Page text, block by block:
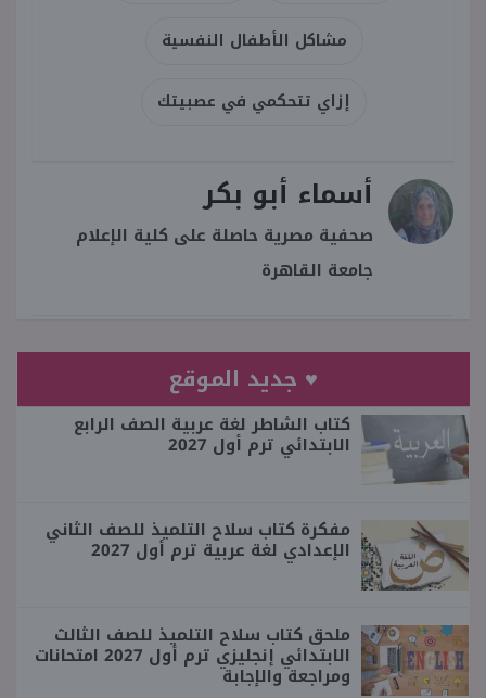
مشاكل الأطفال النفسية
إزاي تتحكمي في عصبيتك
أسماء أبو بكر
صحفية مصرية حاصلة على كلية الإعلام
جامعة القاهرة
♥ جديد الموقع
كتاب الشاطر لغة عربية الصف الرابع
الابتدائي ترم أول 2027
مفكرة كتاب سلاح التلميذ للصف الثاني
الإعدادي لغة عربية ترم أول 2027
ملحق كتاب سلاح التلميذ للصف الثالث
الابتدائي إنجليزي ترم أول 2027 امتحانات
ومراجعة والإجابة